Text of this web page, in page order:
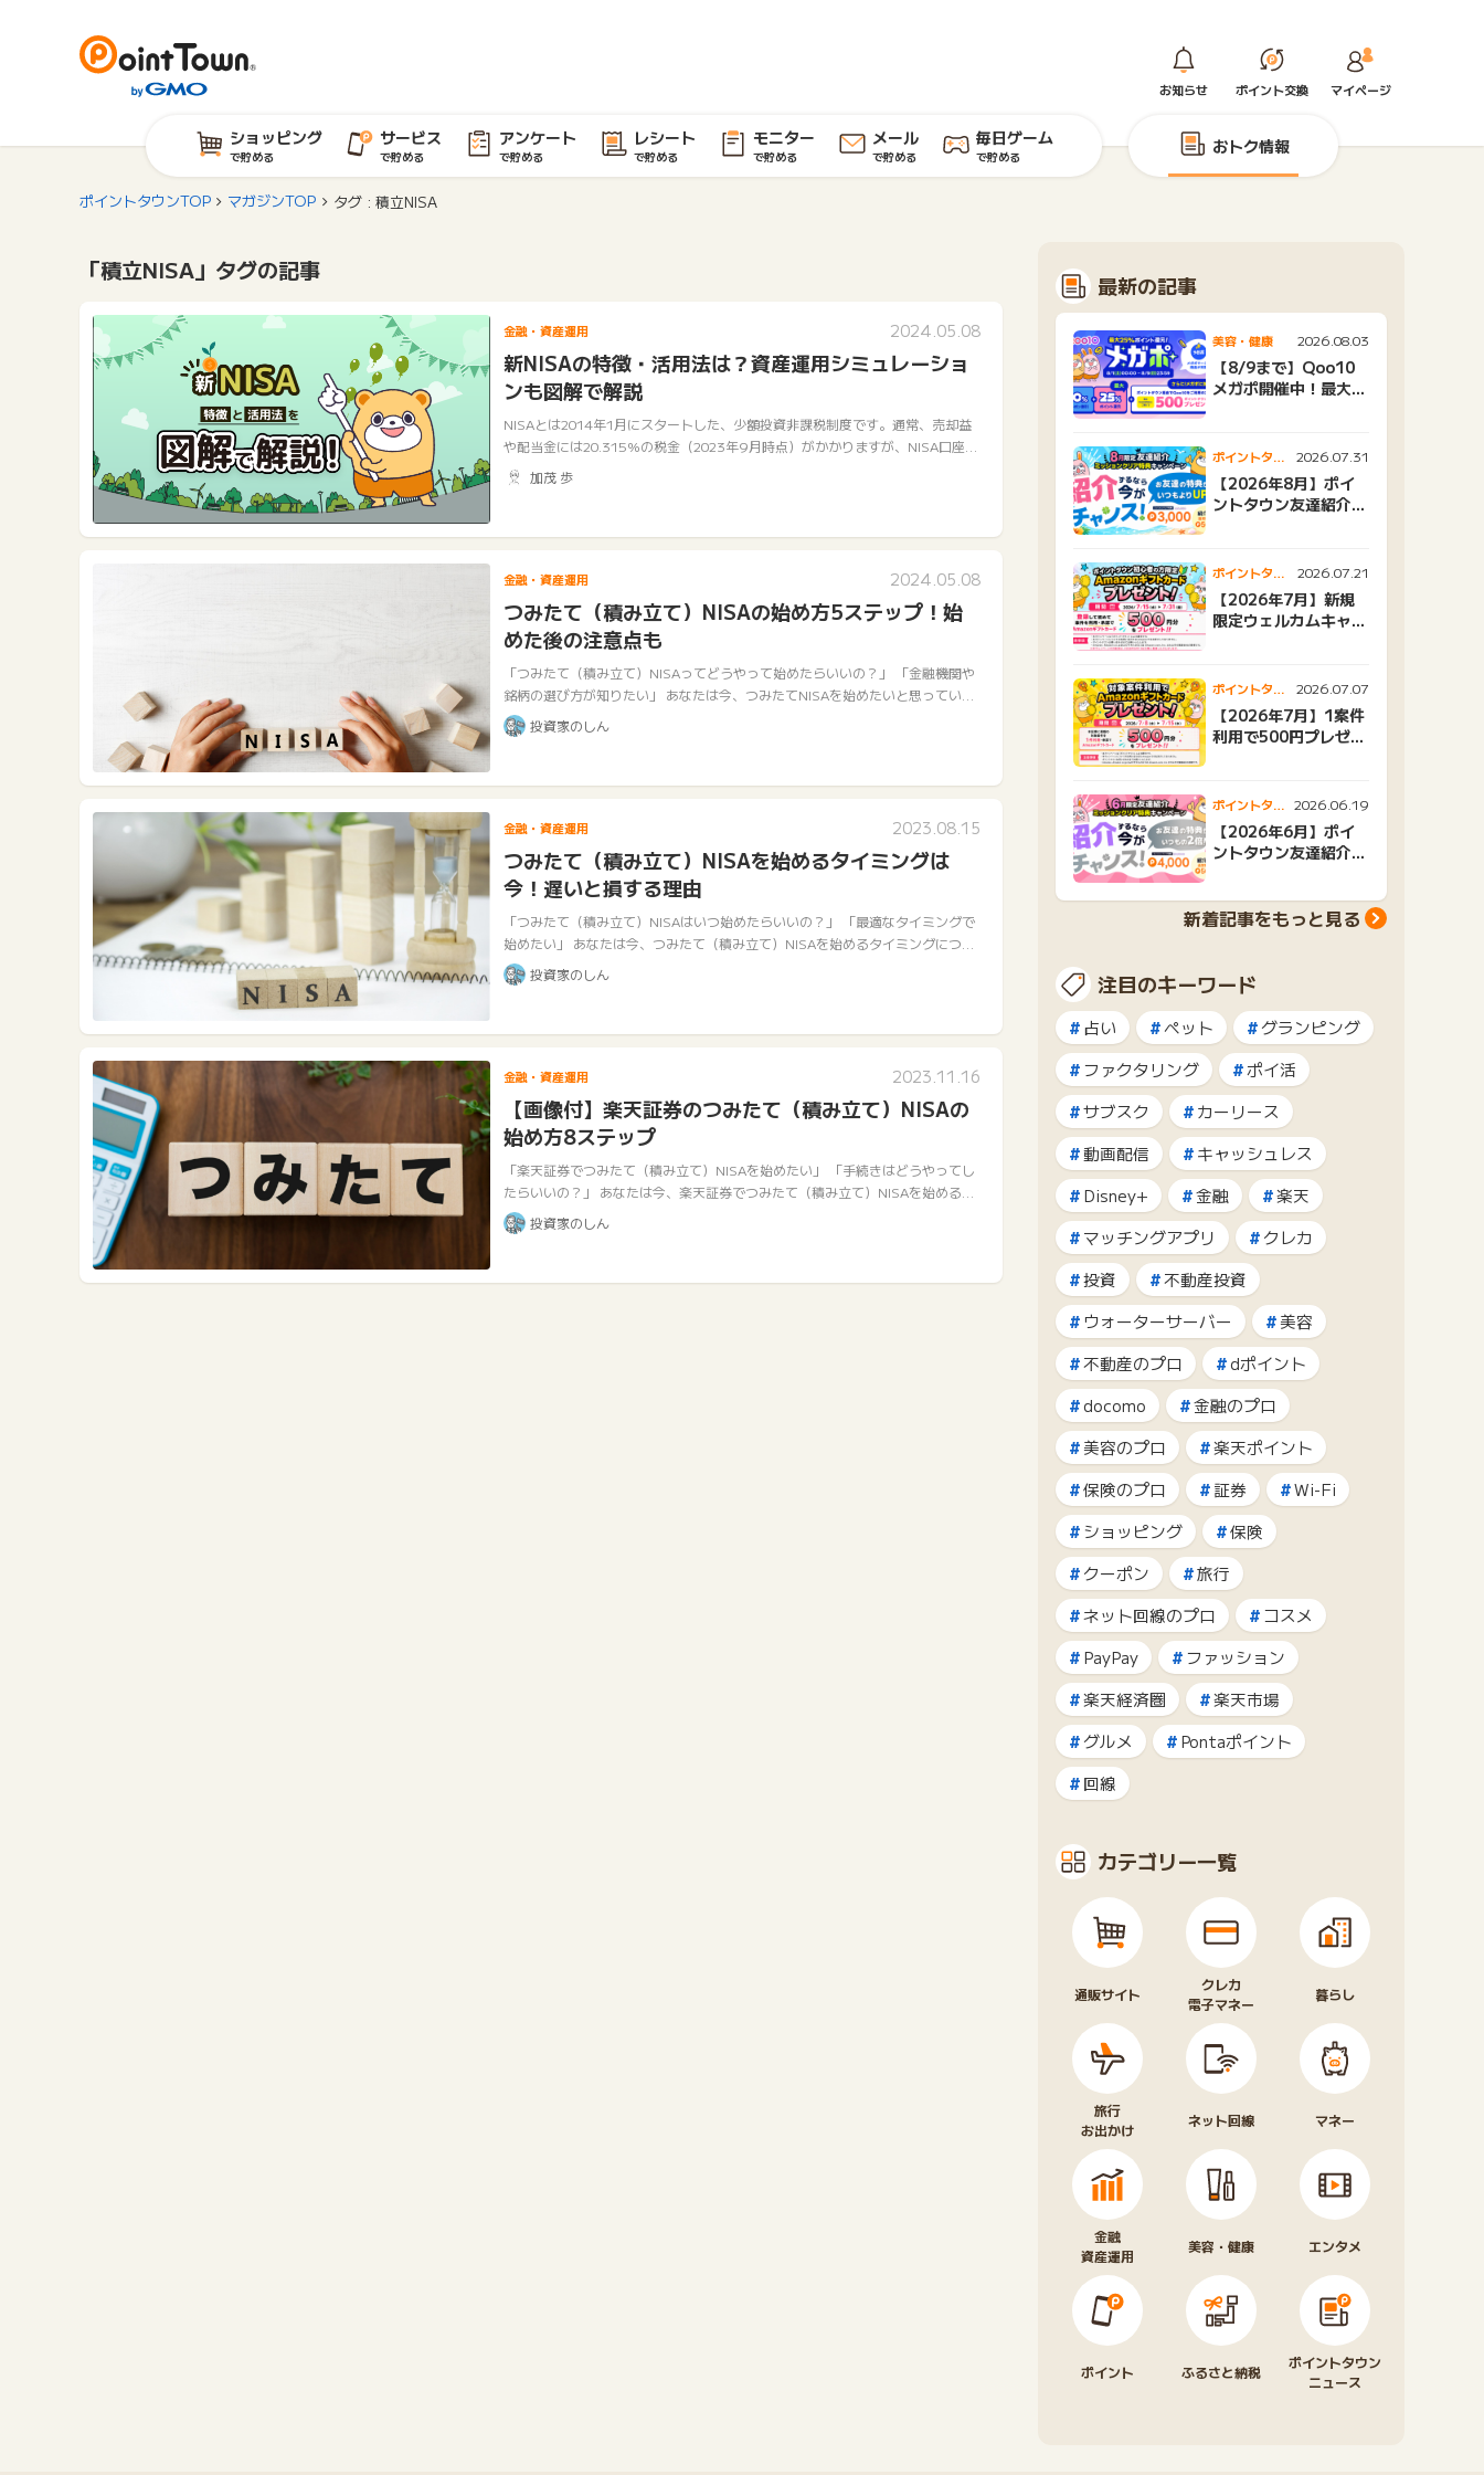
お知らせ ポイント交換 マイページ
ショッピング
で貯める
サービス
で貯める
アンケート
で貯める
レシート
で貯める
モニター
で貯める
メール
で貯める
毎日ゲーム
で貯める おトク情報
ポイントタウンTOP マガジンTOP タグ : 積立NISA
「積立NISA」タグの記事
金融・資産運用 2024.05.08
新NISAの特徴・活用法は？資産運用シミュレーショ
ンも図解で解説
NISAとは2014年1月にスタートした、少額投資非課税制度です。通常、売却益
や配当金には20.315%の税金（2023年9月時点）がかかりますが、NISA口座で
買い付けした商品には税金がかかりません。 現行のNISAは…
加茂 歩
金融・資産運用 2024.05.08
つみたて（積み立て）NISAの始め方5ステップ！始
めた後の注意点も
「つみたて（積み立て）NISAってどうやって始めたらいいの？」 「金融機関や
銘柄の選び方が知りたい」 あなたは今、つみたてNISAを始めたいと思っていま
すね。 つみたてNISAは、2018年から始まった少額投資非課税制度…
投資家のしん
金融・資産運用 2023.08.15
つみたて（積み立て）NISAを始めるタイミングは
今！遅いと損する理由
「つみたて（積み立て）NISAはいつ始めたらいいの？」 「最適なタイミングで
始めたい」 あなたは今、つみたて（積み立て）NISAを始めるタイミングについ
て気になっていますね。 結論から言えば、つみたて（積み立て）NISA…
投資家のしん
金融・資産運用 2023.11.16
【画像付】楽天証券のつみたて（積み立て）NISAの
始め方8ステップ
「楽天証券でつみたて（積み立て）NISAを始めたい」 「手続きはどうやってし
たらいいの？」 あなたは今、楽天証券でつみたて（積み立て）NISAを始めるこ
とを検討されていますね。 楽天証券は、下記の特徴から、多くのつみたて…
投資家のしん
最新の記事
美容・健康 2026.08.03
【8/9まで】Qoo10
メガポ開催中！最大
ポイントタウ
ンニュース
2026.07.31
【2026年8月】ポイ
ントタウン友達紹介キ
ポイントタウ
ンニュース
2026.07.21
【2026年7月】新規
限定ウェルカムキャン
ポイントタウ
ンニュース
2026.07.07
【2026年7月】1案件
利用で500円プレゼン
ポイントタウ
ンニュース
2026.06.19
【2026年6月】ポイ
ントタウン友達紹介キ
新着記事をもっと見る
注目のキーワード
占い ペット
グランピング
ファクタリング
ポイ活
サブスク
カーリース
動画配信
キャッシュレス
Disney+
金融
楽天
マッチングアプリ
クレカ
投資
不動産投資
ウォーターサーバー
美容
不動産のプロ
dポイント
docomo
金融のプロ
美容のプロ
楽天ポイント
保険のプロ
証券
Wi-Fi
ショッピング
保険
クーポン
旅行
ネット回線のプロ
コスメ
PayPay
ファッション
楽天経済圏
楽天市場
グルメ
Pontaポイント
回線
カテゴリー一覧
通販サイト
クレカ
電子マネー
暮らし
旅行
お出かけ
ネット回線 マネー
金融
資産運用
美容・健康 エンタメ
ポイント ふるさと納税
ポイントタウン
ニュース